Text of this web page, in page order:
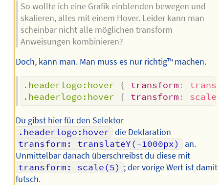
So wollte ich eine Grafik einblenden bewegen und
skalieren, alles mit einem Hover. Leider kann man
scheinbar nicht alle möglichen transform
Anweisungen kombinieren?
Doch, kann man. Man muss es nur richtig™ machen.
.headerlogo:hover { transform :
.headerlogo:hover
{ transform : scale
Du gibst hier für den Selektor
.headerlogo:hover die Deklaration
transform: translateY(-1000px)
an.
Unmittelbar danach überschreibst du diese mit
transform: scale(5) ; der vorige Wert ist damit
futsch.